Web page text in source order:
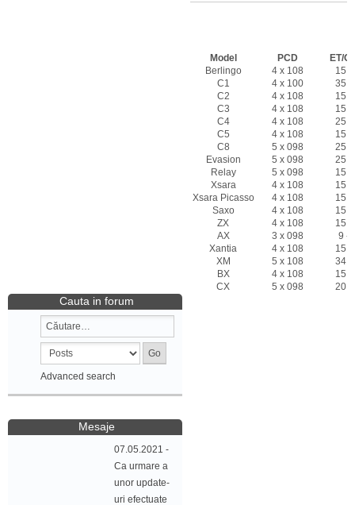
Model PCD
ET/
Berlingo
4 x 108
15 -
C1
4 x 100
35 -
C2
4 x 108
15 -
C3
4 x 108
15 -
C4
4 x 108
25 -
C5
4 x 108
15 -
C8
5 x 098
25 -
Evasion
5 x 098
25 -
Relay
5 x 098
15 -
Xsara
4 x 108
15 -
Xsara Picasso
4 x 108
15 -
Saxo
4 x 108
15 -
ZX
4 x 108
15 -
AX
3 x 098
9 -
Xantia
4 x 108
15 -
XM
5 x 108
34 -
BX
4 x 108
15 -
CX
5 x 098 20 -
Cauta in forum
Advanced search
Mesaje
07.05.2021 -
Ca urmare a
unor update-
uri efectuate